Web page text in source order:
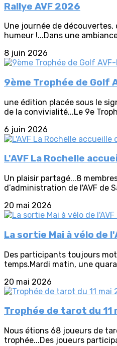
Rallye AVF 2026
Une journée de découvertes,
humeur !...Dans une
8 juin 2026
9ème Trophée de Golf
une édition placée sous le
de la convivialité...Le 9e
6 juin 2026
L'AVF La Rochelle
Un plaisir partagé...8
d’administration de l'AVF de
20 mai 2026
La sortie Mai à vélo de
Des participants toujours
temps.Mardi matin, une
20 mai 2026
Trophée de tarot du 11
Nous étions 68 joueurs de
trophée...Des joueurs